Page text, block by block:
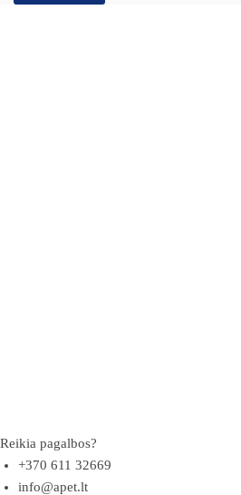
Reikia pagalbos?
+370 611 32669
info@apet.lt